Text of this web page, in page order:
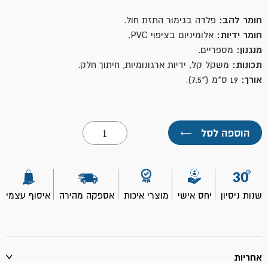
חומר להב: פלדה בגימור התזת חול.
חומר ידיות: אלומיניום בציפוי PVC.
מנגנון: מספריים.
תכונות: משקל קל, ידיות ארגונומיות, חיתוך חלק.
אורך:
הוספה לסל ←
כמות
של
מזמרה
TOOLMAK
שנות ניסיון יחס אישי מוצרי איכות אספקה מהירה איסוף עצמי
אחריות